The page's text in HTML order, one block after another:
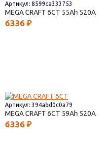
Артикул: 8599ca333753
MEGA CRAFT 6СТ 55 520
6336 ₽
Артикул: 394abd0c0a79
MEGA CRAFT 6СТ 59 520
6336 ₽